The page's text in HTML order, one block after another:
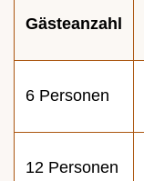
Gästeanzahl
6 Personen
12 Personen